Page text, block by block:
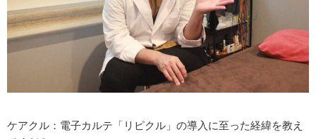
ケアクル：電子カルテ「リピクル」の導入に至った経緯を教え